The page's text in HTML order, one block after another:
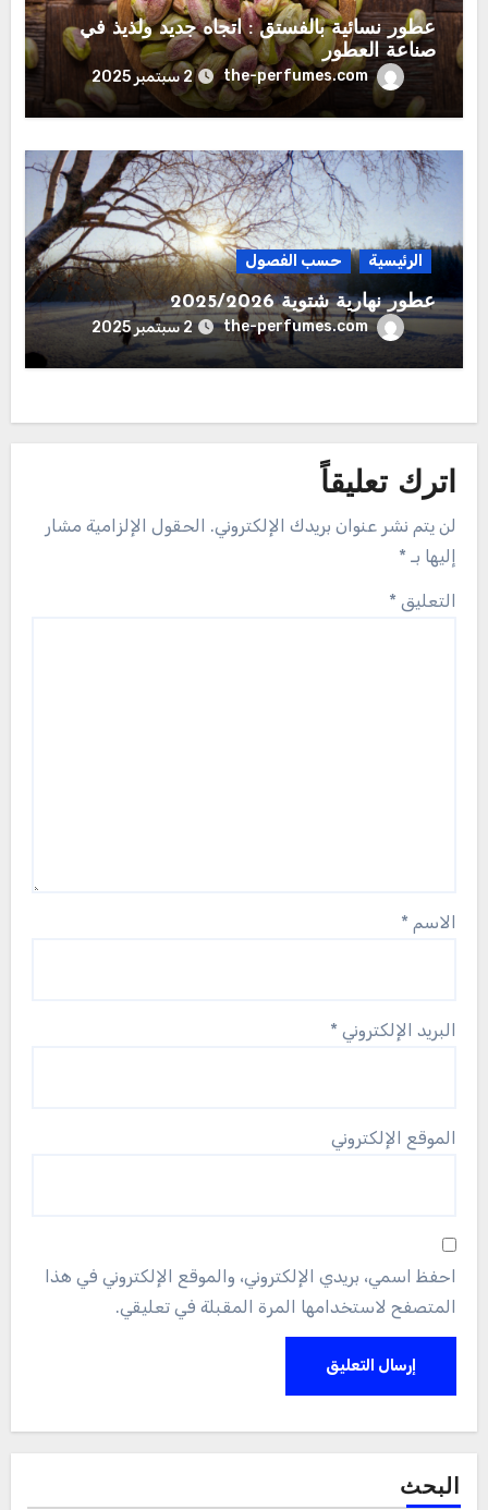
عطور نسائية بالفستق : اتجاه جديد ولذيذ في
صناعة العطور
the-perfumes.com 2 سبتمبر 2025
الرئيسية حسب الفصول
عطور نهارية شتوية 2025/2026
the-perfumes.com 2 سبتمبر 2025
اترك تعليقاً
لن يتم نشر عنوان بريدك الإلكتروني. الحقول الإلزامية مشار
إليها بـ *
التعليق *
الاسم *
البريد الإلكتروني *
الموقع الإلكتروني
احفظ اسمي، بريدي الإلكتروني، والموقع الإلكتروني في هذا
المتصفح لاستخدامها المرة المقبلة في تعليقي.
البحث